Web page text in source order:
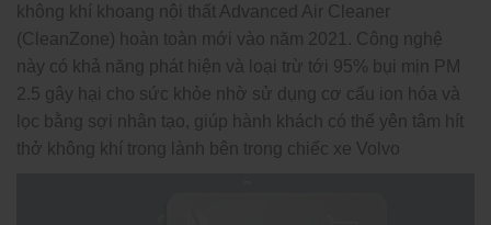
không khí khoang nội thất Advanced Air Cleaner
(CleanZone) hoàn toàn mới vào năm 2021. Công nghệ
này có khả năng phát hiện và loại trừ tới 95% bụi mịn PM
2.5 gây hại cho sức khỏe nhờ sử dụng cơ cấu ion hóa và
lọc bằng sợi nhân tạo, giúp hành khách có thể yên tâm hít
thở không khí trong lành bên trong chiếc xe Volvo